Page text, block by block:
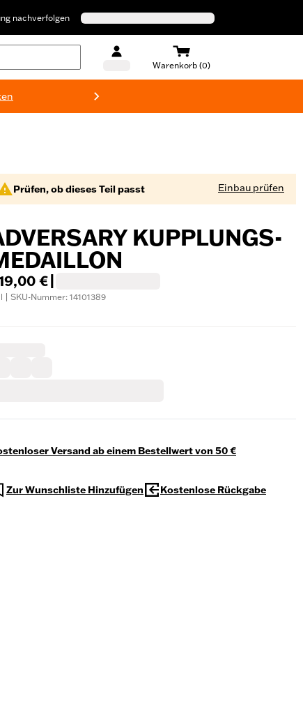
nachverfolgen
Warenkorb (0)
Prüfen, ob dieses Teil passt Einbau prüfen
KUPPLUNGS-
€
| SKU-Nummer: 14101389
Versand ab einem Bestellwert von 50 €
Zur Wunschliste Hinzufügen Kostenlose Rückgabe